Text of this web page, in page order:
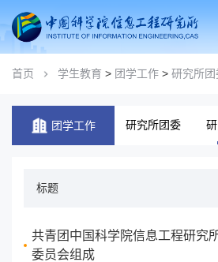
首页 学生教育 > 团学工作 > 研究所团
团学工作 研究所团委
标题
共青团中国科学院信息工程研究
委员会组成